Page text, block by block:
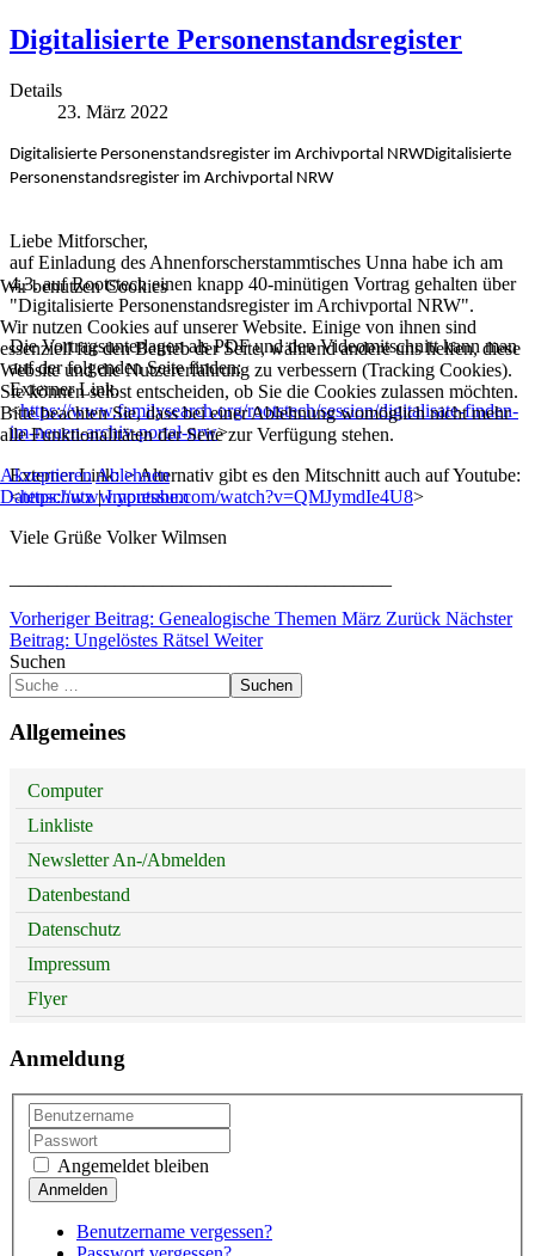
Digitalisierte Personenstandsregister
Details
23. März 2022
Digitalisierte Personenstandsregister im Archivportal NRWDigitalisierte
Personenstandsregister im Archivportal NRW
Liebe Mitforscher,
auf Einladung des Ahnenforscherstammtisches Unna habe ich am
4.3. auf Rootstech einen knapp 40-minütigen Vortrag gehalten über
"Digitalisierte Personenstandsregister im Archivportal NRW".
Die Vortragsunterlagen als PDF und den Videomitschnitt kann man
auf der folgenden Seite finden:
Externer Link.
<https://www.familysearch.org/rootstech/session/digitalisate-finden-
im-neuen-archiv-portal-nrw>
Externer Link: > Alternativ gibt es den Mitschnitt auch auf Youtube:
<https://www.youtube.com/watch?v=QMJymdIe4U8>
Viele Grüße Volker Wilmsen
Vorheriger Beitrag: Genealogische Themen März Zurück Nächster
Beitrag: Ungelöstes Rätsel Weiter
Suchen
Suchen
Allgemeines
Computer
Linkliste
Newsletter An-/Abmelden
Datenbestand
Datenschutz
Impressum
Flyer
Anmeldung
Angemeldet bleiben
Benutzername vergessen?
Wir benutzen Cookies
Wir nutzen Cookies auf unserer Website. Einige von ihnen sind
essenziell für den Betrieb der Seite, während andere uns helfen, diese
Website und die Nutzererfahrung zu verbessern (Tracking Cookies).
Sie können selbst entscheiden, ob Sie die Cookies zulassen möchten.
Bitte beachten Sie, dass bei einer Ablehnung womöglich nicht mehr
alle Funktionalitäten der Seite zur Verfügung stehen.
AkzeptierenAblehnen
Datenschutz|Impressum